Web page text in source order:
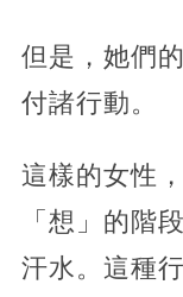
但是，她們
付諸行動。
這樣的女性
「想」的階
汗水。這種